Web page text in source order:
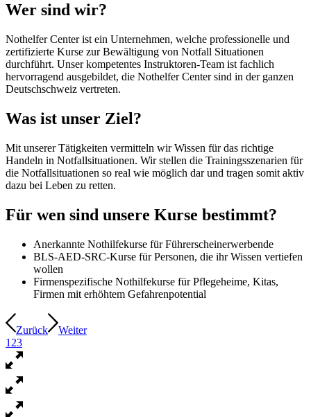
Wer sind wir?
Nothelfer Center ist ein Unternehmen, welche professionelle und
zertifizierte Kurse zur Bewältigung von Notfall Situationen
durchführt. Unser kompetentes Instruktoren-Team ist fachlich
hervorragend ausgebildet, die Nothelfer Center sind in der ganzen
Deutschschweiz vertreten.
Was ist unser Ziel?
Mit unserer Tätigkeiten vermitteln wir Wissen für das richtige
Handeln in Notfallsituationen. Wir stellen die Trainingsszenarien für
die Notfallsituationen so real wie möglich dar und tragen somit aktiv
dazu bei Leben zu retten.
Für wen sind unsere Kurse bestimmt?
Anerkannte Nothilfekurse für Führerscheinerwerbende
BLS-AED-SRC-Kurse für Personen, die ihr Wissen vertiefen
wollen
Firmenspezifische Nothilfekurse für Pflegeheime, Kitas,
Firmen mit erhöhtem Gefahrenpotential
Zurück
Weiter
1 23